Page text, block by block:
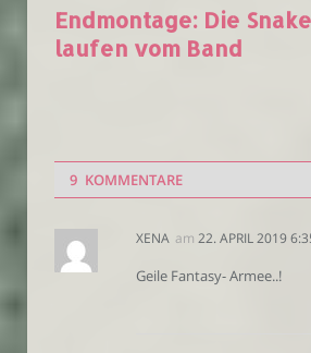
Endmontage: Die
laufen vom Band
9 KOMMENTARE
XENA am 22. APRIL 2019
Geile Fantasy- Armee..!